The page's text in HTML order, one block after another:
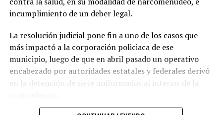
La circulación en la zona se vio afectada por algunos
minutos mientras se realizaban las labores de auxilio y el
levantamiento de indicios por parte de las autoridades.
Posteriormente, el tránsito fue restablecido de manera
normal.
incumplimiento de un deber legal.
La resolución judicial pone fin a uno de los casos que
más impactó a la corporación policiaca de ese
municipio, luego de que en abril pasado un operativo
encabezado por autoridades estatales y federales derivó
en la detención de siete uniformados al interior de la